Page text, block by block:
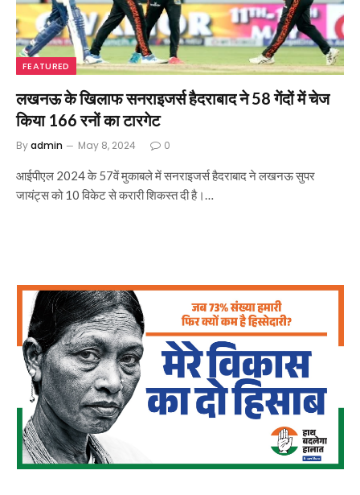
FEATURED
लखनऊ के खिलाफ सनराइजर्स हैदराबाद ने 58 गेंदों में चेज
किया 166 रनों का टारगेट
Byadmin May 8, 2024 0
आईपीएल 2024 के 57वें मुकाबले में सनराइजर्स हैदराबाद ने लखनऊ सुपर
जायंट्स को 10 विकेट से करारी शिकस्त दी है।…